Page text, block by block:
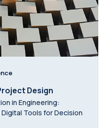
Design
in Engineering:
Tools for Decision